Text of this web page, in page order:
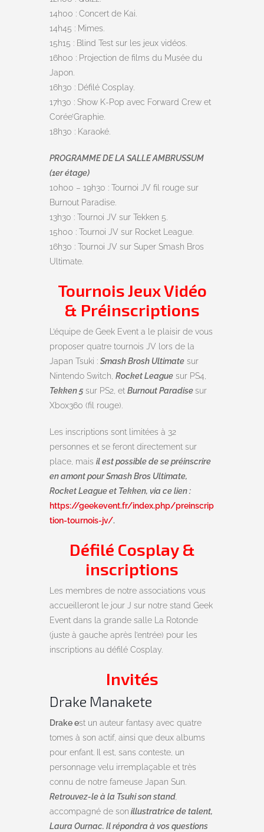
14h00 : Concert de Kai.
14h45 : Mimes.
15h15 : Blind Test sur les jeux vidéos.
16h00 : Projection de films du Musée du
Japon.
16h30 : Défilé Cosplay.
17h30 : Show K-Pop avec Forward Crew et
Corée’Graphie.
18h30 : Karaoké.
PROGRAMME DE LA SALLE AMBRUSSUM
(1er étage)
10h00 – 19h30 : Tournoi JV fil rouge sur
Burnout Paradise.
13h30 : Tournoi JV sur Tekken 5.
15h00 : Tournoi JV sur Rocket League.
16h30 : Tournoi JV sur Super Smash Bros
Ultimate.
Tournois Jeux Vidéo
& Préinscriptions
L’équipe de Geek Event a le plaisir de vous
proposer quatre tournois JV lors de la
Japan Tsuki : Smash Brosh Ultimate sur
Nintendo Switch, Rocket League sur PS4,
Tekken 5 sur PS2, et Burnout Paradisesur
Xbox360 (fil rouge).
Les inscriptions sont limitées à 32
personnes et se feront directement sur
place, mais il est possible de se préinscrire
en amont pour Smash Bros Ultimate,
Rocket League et Tekken, via ce lien :
https://geekevent.fr/index.php/preinscrip
tion-tournois-jv/.
Défilé Cosplay &
inscriptions
Les membres de notre associations vous
accueilleront le jour J sur notre stand Geek
Event dans la grande salle La Rotonde
(juste à gauche après l’entrée) pour les
inscriptions au défilé Cosplay.
Invités
Drake Manakete
Drake est un auteur fantasy avec quatre
tomes à son actif, ainsi que deux albums
pour enfant. Il est, sans conteste, un
personnage velu irremplaçable et très
connu de notre fameuse Japan Sun.
Retrouvez-le à la Tsuki son stand,
accompagné de son illustratrice de talent,
Laura Ournac. Il répondra à vos questions